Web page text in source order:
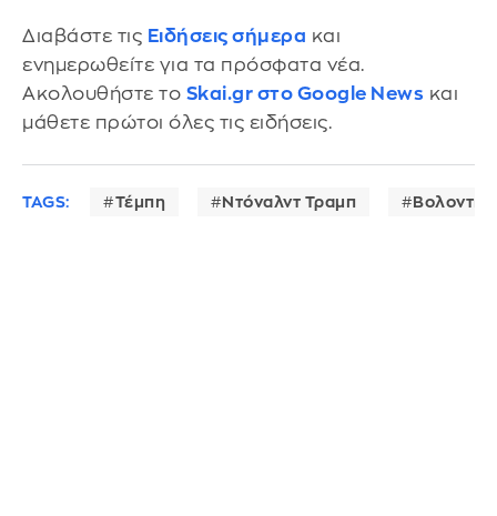
Διαβάστε τις Ειδήσεις σήμερα και
ενημερωθείτε για τα πρόσφατα νέα.
Ακολουθήστε το Skai.gr στο Google News και
μάθετε πρώτοι όλες τις ειδήσεις.
TAGS: Τέμπη Ντόναλντ Τραμπ